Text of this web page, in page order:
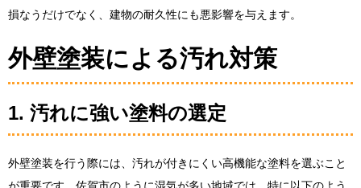
損なうだけでなく、建物の耐久性にも悪影響を与えます。
外壁塗装による汚れ対策
1. 汚れに強い塗料の選定
外壁塗装を行う際には、汚れが付きにくい高機能な塗料を選ぶこと